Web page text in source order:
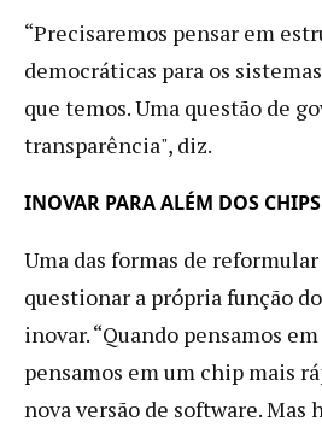
“Precisaremos pensar em
democráticas para os
que temos. Uma questão de
transparência", diz.
INOVAR PARA ALÉM DOS CHIPS
Uma das formas de
questionar a própria função
inovar. “Quando pensamos
pensamos em um chip mais
nova versão de software. Mas